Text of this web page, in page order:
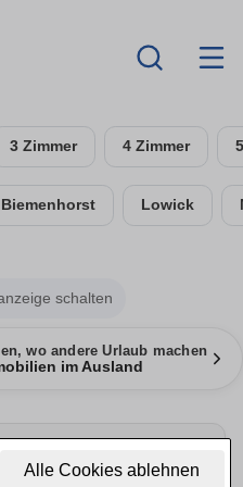
Alle Cookies ablehnen
3 Zimmer 4 Zimmer
Biemenhorst Lowick
schalten
wo andere Urlaub machen
im Ausland